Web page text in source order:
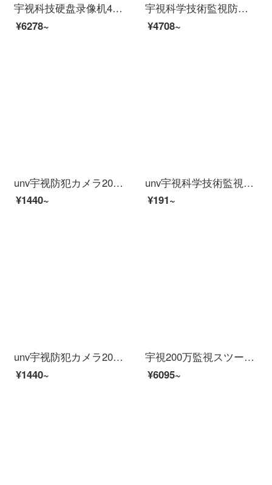
宇视科技硬盘录像机4路8路高清监控主机POE供电手机远程网络数字录像机 N3204-D1P4（4路POE主机） 含1TB硬盘
¥6278~
宇視科学技術監視防犯カメレオン給電1080 PイーンネットHD.265コード監視防犯カメラ屋外有線防水ビデオカラ赤外線夜間500万鮮度6 mm
¥4708~
unv宇视防犯カメラ200万300万POE供给H.265 HD室外防水ラインラインラインラインラインラインラインラインラインラインラインラインラインライン外视约200万非POE IPC 232 L-IR 3 mm
¥1440~
unv宇視科学技術監視電源適合器12 V 2 A屋外防水監視専門家DV 12 V監視侵犯防止カメラ電源監視ユーニバーサール電源12 V 2 Aはプラグ付き
¥191~
unv宇视防犯カメラ200万300万POE供给赤外线30 mサザエ半球イタネネHD H.265スマホリモで室内家庭用ビジネス【200万】非POEモデル2.8 mm
¥1440~
宇視200万監視スツー装置イーンテーネットHD 4路8路16路監視防犯カメラ室外モネータ家庭用ワンヤレー防水夜間テレビ商用設置サービス（防犯カメラビデオを除く）2つの防犯カメラスツ（500万高級版）
¥6095~